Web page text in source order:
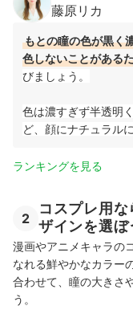
藤原リカ
もとの瞳の色が黒く
色しないことがある
びましょう。
色は濃すぎず半透明
ど、顔にナチュラル
ランキングを見る
2
コスプレ用
ザインを選ぼ
漫画やアニメキャラの
なれる鮮やかなカラー
合わせて、瞳の大きさ
う。